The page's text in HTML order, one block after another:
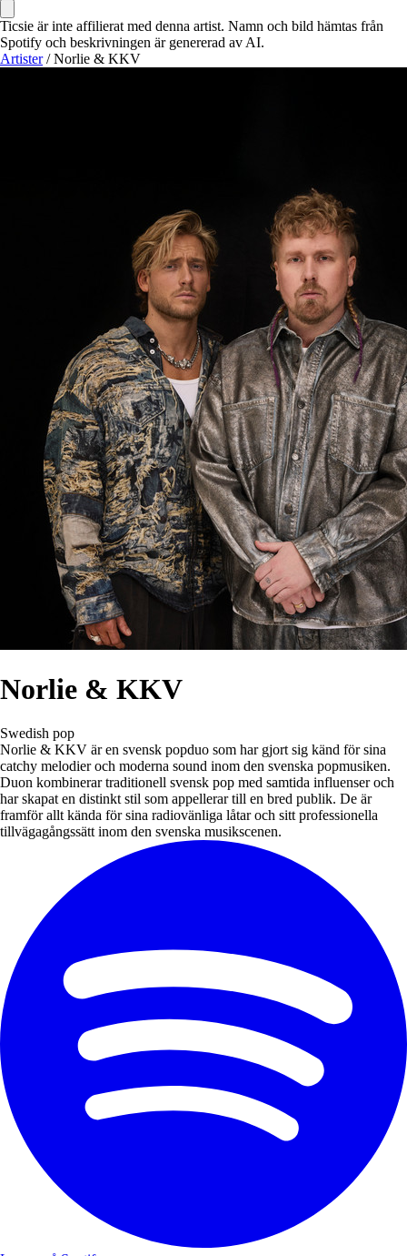
Ticsie är inte affilierat med denna artist. Namn och bild hämtas från
Spotify och beskrivningen är genererad av AI.
Artister / Norlie & KKV
Norlie & KKV
Swedish pop
Norlie & KKV är en svensk popduo som har gjort sig känd för sina
catchy melodier och moderna sound inom den svenska popmusiken.
Duon kombinerar traditionell svensk pop med samtida influenser och
har skapat en distinkt stil som appellerar till en bred publik. De är
framför allt kända för sina radiovänliga låtar och sitt professionella
tillvägagångssätt inom den svenska musikscenen.